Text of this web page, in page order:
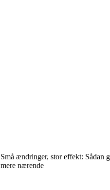
Små ændringer, stor effekt: Sådan
mere nærende